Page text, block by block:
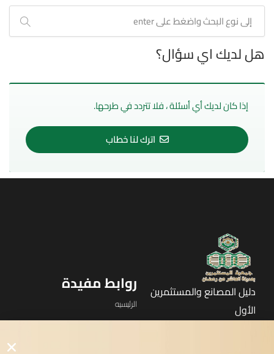
هل لديك اي سؤال؟
إذا كان لديك أي أسئلة ، فلا تتردد في طرحها.
اترك لنا خطاب
دليل المصانع والمستثمرين
الأول
روابط مفيدة
الرئيسيه